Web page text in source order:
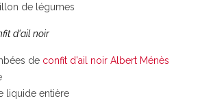
de légumes
d'ail noir
de confit d'ail noir Albert Ménès
liquide entière